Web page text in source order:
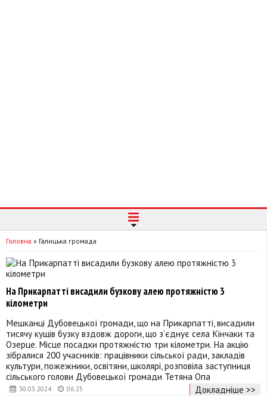
Головна » Галицька громада
30.03.2024 06:25
На Прикарпатті висадили бузкову алею протяжністю 3
кілометри
Мешканці Дубовецької громади, що на Прикарпатті, висадили
тисячу кущів бузку вздовж дороги, що з’єднує села Кінчаки та
Озерце. Місце посадки протяжністю три кілометри. На акцію
зібралися 200 учасників: працівники сільської ради, закладів
культури, пожежники, освітяни, школярі, розповіла заступниця
сільського голови Дубовецької громади Тетяна Опа
Докладніше >>